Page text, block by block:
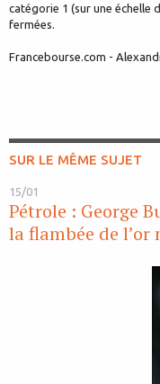
catégorie 1 (sur une échelle
fermées.
Francebourse.com -
SUR LE MÊME SUJET
15/01
Pétrole : George
la flambée de l’or